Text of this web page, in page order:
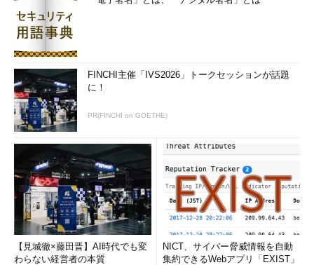
コンテンツという文化力と、ものづくりという技術力を掛け合
わせる。いずれも日本の強みだ。てゆーか、その両方を国内に持
ち合わせている国は多くない。チャンスなのだ。しかし、アニメ
のオモチャ商品やコスプレ衣装など、コンテンツ絡みの多面展開
はこれまで、商品ごとや企業ごとの連携は見られたものの、産業
を横断する面的な取り組みは乏しかった。
ヒントはある。韓国メーカーは政府の後押しもあり、K-POPや
韓流ドラマの映像を組み込んで販売することでアジア市場での家
電製品のシェアを伸ばしている。韓国旅行を題材にした映画をヒ
ットさせてアジアからの観光客を引き寄せたりもしている。
アメリカでは日本のスナック菓子が静かにヒットしているとい
う。菓子のおいしさと、かわいいパッケージデザインやキャラク
ターが受けていて、日本食品店に行かなくてもネットで手に入る
ようになった。製造力と文化力の融合がデジタル技術で新しい市
FINCHI主催「IVS2026」トークセッションが話題
に！
PR(FINCHI on GOETHE)
【見城徹×藤田晋】AI時代でも変
わらない経営者の本質
NICT、サイバー脅威情報を自動
集約できるWebアプリ「EXIST」